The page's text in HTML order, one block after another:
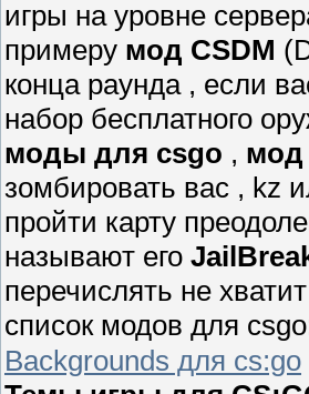
игры на уровне
примеру мод CSDM
конца раунда , если
набор бесплатного
моды для csgo , мод
зомбировать вас , kz
пройти карту
называют его
перечислять не
список модов для
Backgrounds для cs:go